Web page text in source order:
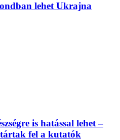
lehet Ukrajna
is hatással lehet –
tártak fel a kutatók